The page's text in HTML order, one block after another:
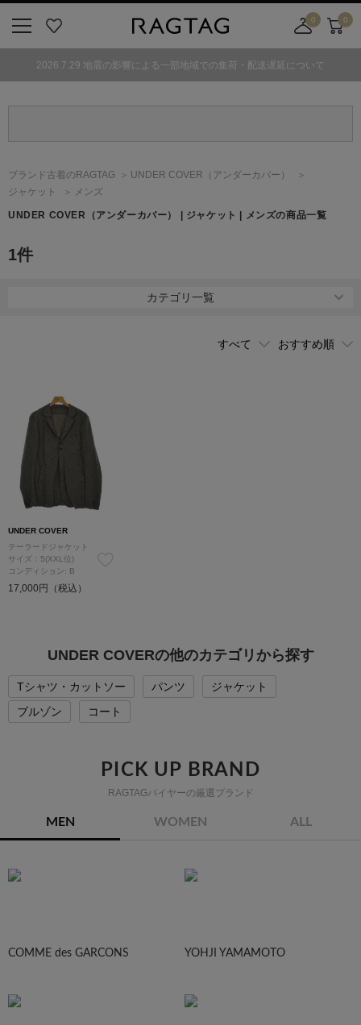
気
0
舗
カ
ト
0
2026.7.29 地震の影響による一部地域での集荷・配送遅延について
ブランド古着のRAGTAG UNDER COVER （アンダーカバー）
ジャケット
メンズ
UNDER COVER （アンダーカバー） | ジャケット | メンズの商品一覧
1件
カテゴリ一覧
UNDER COVER
テーラードジャケット
サイズ：5(XXL位)
コンディション: B
17,000円（税込）
UNDER COVERの他のカテゴリから探す
Tシャツ・カットソー パンツ
ジャケット
ブルゾン
コート
PICK UP BRAND
RAGTAGバイヤーの厳選ブランド
MEN WOMEN ALL
COMME des GARCONS YOHJI YAMAMOTO